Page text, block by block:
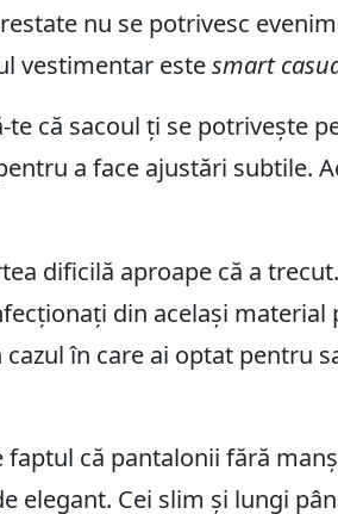
nu se potrivesc
vestimentar estesmart
că sacoul ți se potrivește
a face ajustări subtile.
dificilă aproape că a
din același
în care ai optat pentru
faptul că pantalonii fără
elegant. Cei slim și lungi